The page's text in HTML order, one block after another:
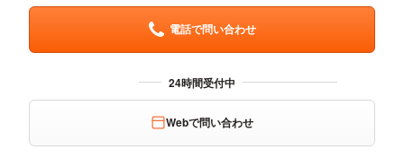
電話で問い合わせ
Webで問い合わせ